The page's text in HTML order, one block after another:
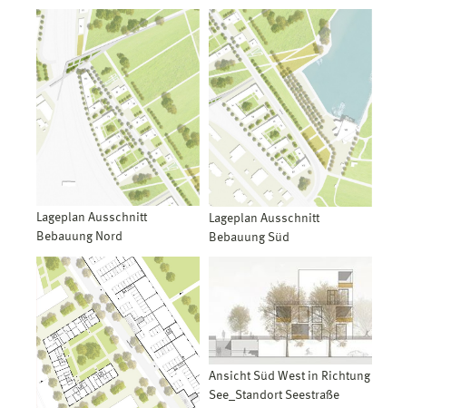
Lageplan Ausschnitt
Bebauung Nord
Lageplan Ausschnitt
Bebauung Süd
Ansicht Süd West in Richtung
See_Standort Seestraße